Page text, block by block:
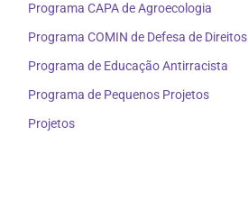
Programa CAPA de Agroecologia
Programa COMIN de Defesa de Direitos
Programa de Educação Antirracista
Programa de Pequenos Projetos
Projetos